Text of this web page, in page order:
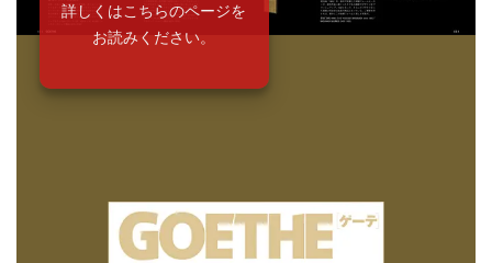
詳しくはこちらのページを
お読みください。